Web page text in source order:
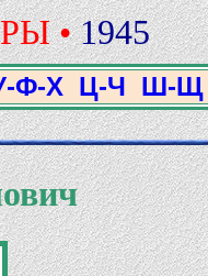
• 1945
Ф-Х Ц-Ч Ш-Щ